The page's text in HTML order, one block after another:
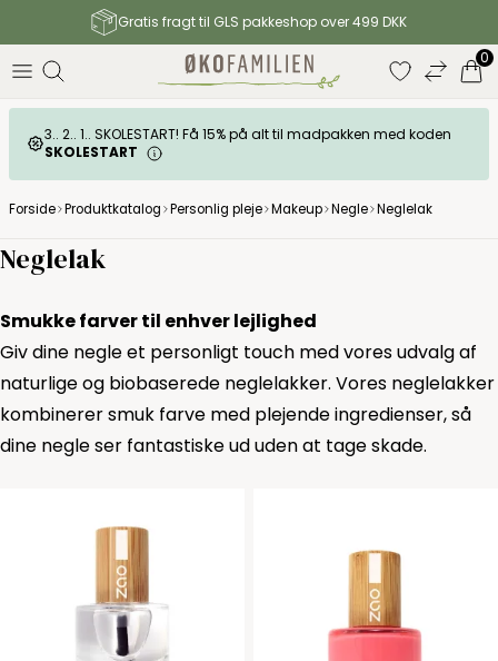
Gratis fragt til GLS pakkeshop over 499 DKK
0
3.. 2.. 1.. SKOLESTART! Få 15% på alt til madpakken med koden
SKOLESTART
Forside Produktkatalog Personlig pleje Makeup Negle Neglelak
Neglelak
Smukke farver til enhver lejlighed
Giv dine negle et personligt touch med vores udvalg af
naturlige og biobaserede neglelakker. Vores neglelakker
kombinerer smuk farve med plejende ingredienser, så
dine negle ser fantastiske ud uden at tage skade.